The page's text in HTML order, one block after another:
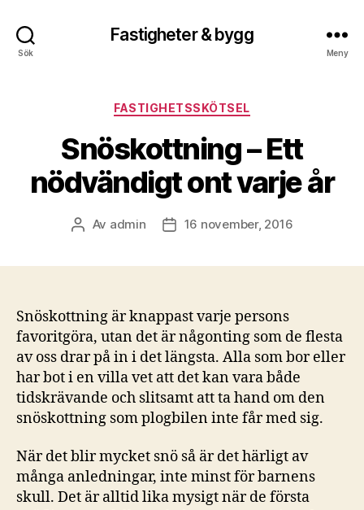
Sök
Fastigheter & bygg
Meny
Kategorier
FASTIGHETSSKÖTSEL
Snöskottning – Ett
nödvändigt ont varje år
Inläggsförfattare
Av admin Inläggsdatum
16 november, 2016
Snöskottning är knappast varje persons
favoritgöra, utan det är någonting som de flesta
av oss drar på in i det längsta. Alla som bor eller
har bot i en villa vet att det kan vara både
tidskrävande och slitsamt att ta hand om den
snöskottning som plogbilen inte får med sig.
När det blir mycket snö så är det härligt av
många anledningar, inte minst för barnens
skull. Det är alltid lika mysigt när de första